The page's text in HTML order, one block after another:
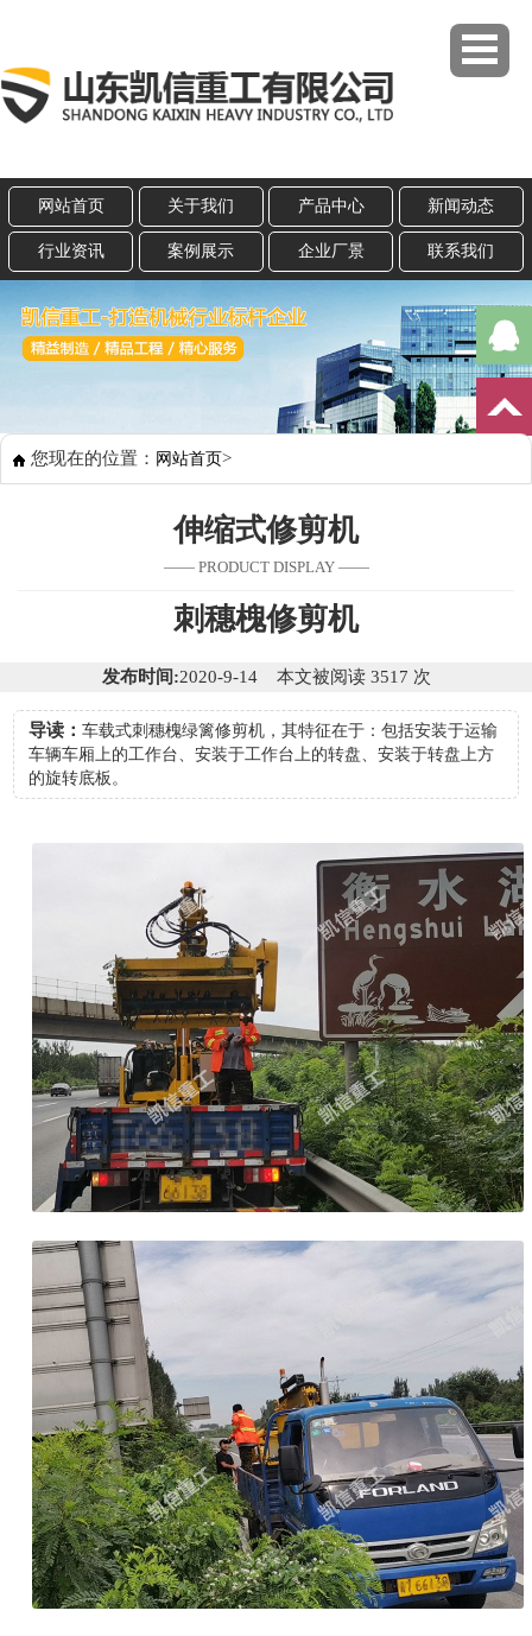
网站首页 关于我们 产品中心 新闻动态
行业资讯 案例展示 企业厂景 联系我们
您现在的位置： 网站首页>
伸缩式修剪机
—— PRODUCT DISPLAY ——
刺穗槐修剪机
发布时间:2020-9-14 本文被阅读 3517 次
导读：车载式刺穗槐绿篱修剪机，其特征在于：包括安装于运输
车辆车厢上的工作台、安装于工作台上的转盘、安装于转盘上方
的旋转底板。